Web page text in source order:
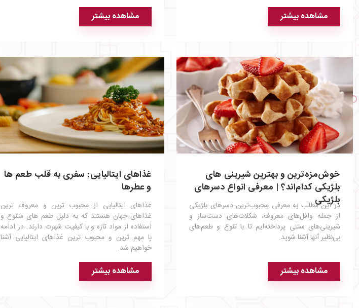
مشاهده بیشتر مشاهده بیشتر
خوش‌مزه‌ترین و بهترین شیرینی های
بلژیکی کدام‌اند؟ | معرفی انواع دسرهای
بلژیکی
در این مطلب به معرفی محبوب‌ترین دسرهای بلژیکی
از جمله وافل‌های معروف، شکلات‌های دست‌ساز و
شیرینی‌های سنتی پرداخته‌ایم تا با تنوع و طعم‌های
بی‌نظیر آنها آشنا شوید.
مشاهده بیشتر
غذاهای ایتالیایی: سفری به قلب طعم‌ ها
و عطرها
غذاهای ایتالیایی از محبوب‌ ترین و معروف‌ ترین
غذاهای جهان هستند که به دلیل طعم‌ های متنوع و
استفاده از مواد تازه و با کیفیت شهرت دارند. در ادامه
با مهم ترین و محبوب ترین غذاهای ایتالیایی آشنا
خواهیم شد.
مشاهده بیشتر